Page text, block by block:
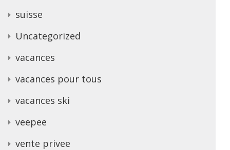
suisse
Uncategorized
vacances
vacances pour tous
vacances ski
veepee
vente privee